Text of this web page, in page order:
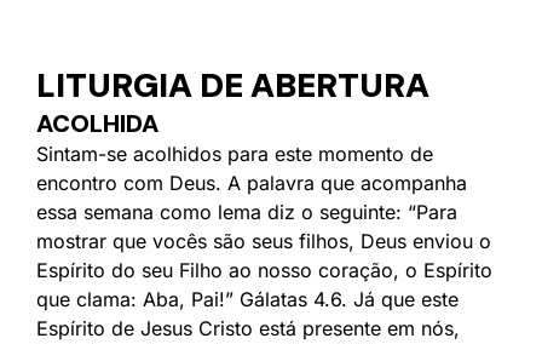
LITURGIA DE ABERTURA
ACOLHIDA
Sintam-se acolhidos para este momento de
encontro com Deus. A palavra que acompanha
essa semana como lema diz o seguinte: “Para
mostrar que vocês são seus filhos, Deus enviou o
Espírito do seu Filho ao nosso coração, o Espírito
que clama: Aba, Pai!” Gálatas 4.6. Já que este
Espírito de Jesus Cristo está presente em nós,